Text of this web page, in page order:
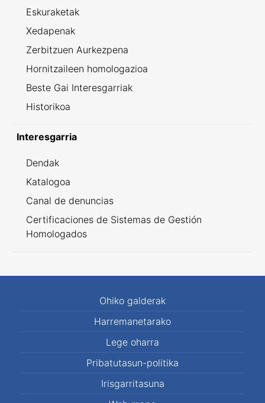
Eskuraketak
Xedapenak
Zerbitzuen Aurkezpena
Hornitzaileen homologazioa
Beste Gai Interesgarriak
Historikoa
Interesgarria
Dendak
Katalogoa
Canal de denuncias
Certificaciones de Sistemas de Gestión
Homologados
Ohiko galderak
Harremanetarako
Lege oharra
Pribatutasun-politika
Irisgarritasuna